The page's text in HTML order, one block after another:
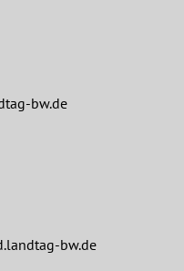
bw.de
bw.de